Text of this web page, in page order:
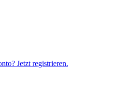
Jetzt registrieren.